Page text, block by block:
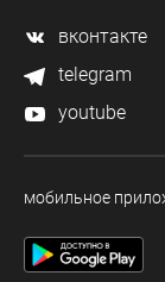
вконтакте
telegram
youtube
мобильное